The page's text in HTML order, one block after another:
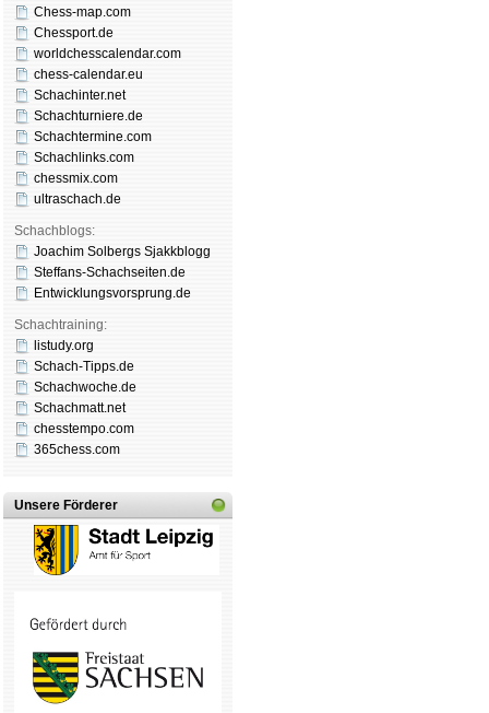
Chess-map.com
Chessport.de
worldchesscalendar.com
chess-calendar.eu
Schachinter.net
Schachturniere.de
Schachtermine.com
Schachlinks.com
chessmix.com
ultraschach.de
Schachblogs:
Joachim Solbergs Sjakkblogg
Steffans-Schachseiten.de
Entwicklungsvorsprung.de
Schachtraining:
listudy.org
Schach-Tipps.de
Schachwoche.de
Schachmatt.net
chesstempo.com
365chess.com
Unsere Förderer